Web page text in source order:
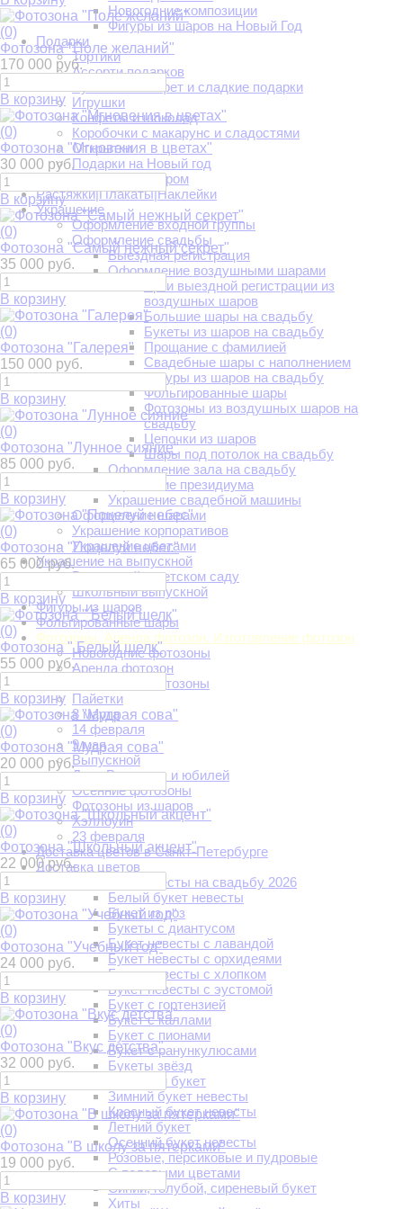
Новогодние композиции
Фигуры из шаров на Новый Год
Подарки
Тортики
Ассорти подарков
Букеты из конфет и сладкие подарки
Игрушки
Конфеты и шоколад
Коробочки с макарунс и сладостями
Открытки
Подарки на Новый год
Подарки с юмором
Растяжки|Плакаты|Наклейки
Украшение
Оформление входной группы
Оформление свадьбы
Выездная регистрация
Оформление воздушными шарами
Арки выездной регистрации из
воздушных шаров
Большие шары на свадьбу
Букеты из шаров на свадьбу
Прощание с фамилией
Свадебные шары с наполнением
Фигуры из шаров на свадьбу
Фольгированные шары
Фотозоны из воздушных шаров на
свадьбу
Цепочки из шаров
Шары под потолок на свадьбу
Оформление зала на свадьбу
Украшение президиума
Украшение свадебной машины
Оформление шарами
Украшение корпоративов
Украшение цветами
Украшение на выпускной
Выпускной в детском саду
Школьный выпускной
Фигуры из шаров
Фольгированные шары
Фотозоны. Аренда фотозон. Изготовление фотозон
Новогодние фотозоны
Аренда фотозон
Свадебные фотозоны
Пайетки
8 марта
14 февраля
9 мая
Выпускной
День Рождения и юбилей
Осенние фотозоны
Фотозоны из шаров
Хэллоуин
23 февраля
Доставка цветов в Санкт-Петербурге
Доставка цветов
Букет для невесты на свадьбу 2026
Белый букет невесты
Букет из роз
Букеты с диантусом
Букет невесты с лавандой
Букет невесты с орхидеями
Букет невесты с хлопком
Букет невесты с эустомой
Букет с гортензией
Букет с каллами
Букет с пионами
Букет с ранункулюсами
Букеты звёзд
Весенний букет
Зимний букет невесты
Красный букет невесты
Летний букет
Осенний букет невесты
Розовые, персиковые и пудровые
С полевыми цветами
Синий, голубой, сиреневый букет
Хиты
(0)
Фотозона "Поле желаний"
170 000 руб.
В корзину
(0)
Фотозона "Мгновения в цветах"
30 000 руб.
В корзину
(0)
Фотозона "Самый нежный секрет"
35 000 руб.
В корзину
(0)
Фотозона "Галерея"
150 000 руб.
В корзину
(0)
Фотозона "Лунное сияние"
85 000 руб.
В корзину
(0)
Фотозона "Поцелуй небес"
65 000 руб.
В корзину
(0)
Фотозона " Белый шелк"
55 000 руб.
В корзину
(0)
Фотозона "Мудрая сова"
20 000 руб.
В корзину
(0)
Фотозона "Школьный акцент"
22 000 руб.
В корзину
(0)
Фотозона "Учебный год"
24 000 руб.
В корзину
(0)
Фотозона "Вкус детства"
32 000 руб.
В корзину
(0)
Фотозона "В школу за пятерками"
19 000 руб.
В корзину